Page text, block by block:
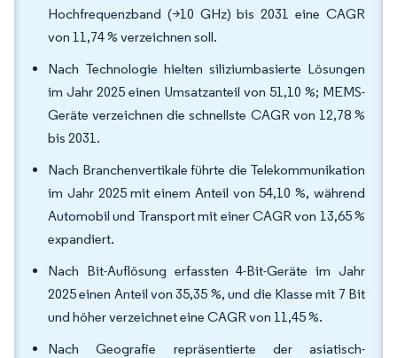
Hochfrequenzband (>10 GHz) bis 2031 eine CAGR
von 11,74 % verzeichnen soll.
Nach Technologie hielten siliziumbasierte Lösungen
im Jahr 2025 einen Umsatzanteil von 51,10 %; MEMS-
Geräte verzeichnen die schnellste CAGR von 12,78 %
bis 2031.
Nach Branchenvertikale führte die Telekommunikation
im Jahr 2025 mit einem Anteil von 54,10 %, während
Automobil und Transport mit einer CAGR von 13,65 %
expandiert.
Nach Bit-Auflösung erfassten 4-Bit-Geräte im Jahr
2025 einen Anteil von 35,35 %, und die Klasse mit 7 Bit
und höher verzeichnet eine CAGR von 11,45 %.
Nach Geografie repräsentierte der asiatisch-